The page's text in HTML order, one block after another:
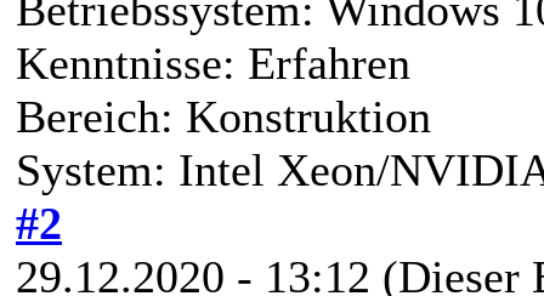
Kenntnisse: Erfahren
Bereich: Konstruktion
System: Intel Xeon/
#2
29.12.2020 - 13:12 (Dieser